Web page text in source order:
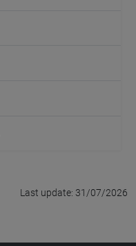
Last update: 31/07/2026